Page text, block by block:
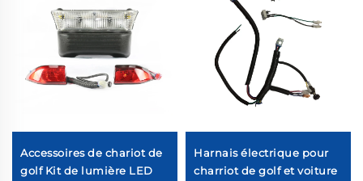
Accessoires de chariot de
golf Kit de lumière LED
Harnais électrique pour
charriot de golf et voiture